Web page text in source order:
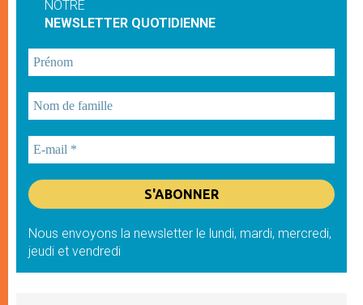
NOTRE
NEWSLETTER QUOTIDIENNE
Nous envoyons la newsletter le lundi, mardi, mercredi,
jeudi et vendredi